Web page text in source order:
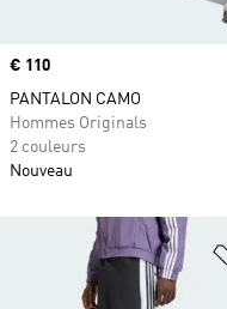
Prix
€ 110
PANTALON CAMO
Hommes Originals
2 couleurs
Nouveau